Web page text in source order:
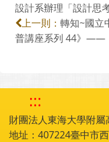
設計系辦理「設計思
上一則： 轉知~國立
普講座系列 44》——
:::
財團法人東海大學附屬
地址：407224臺中市